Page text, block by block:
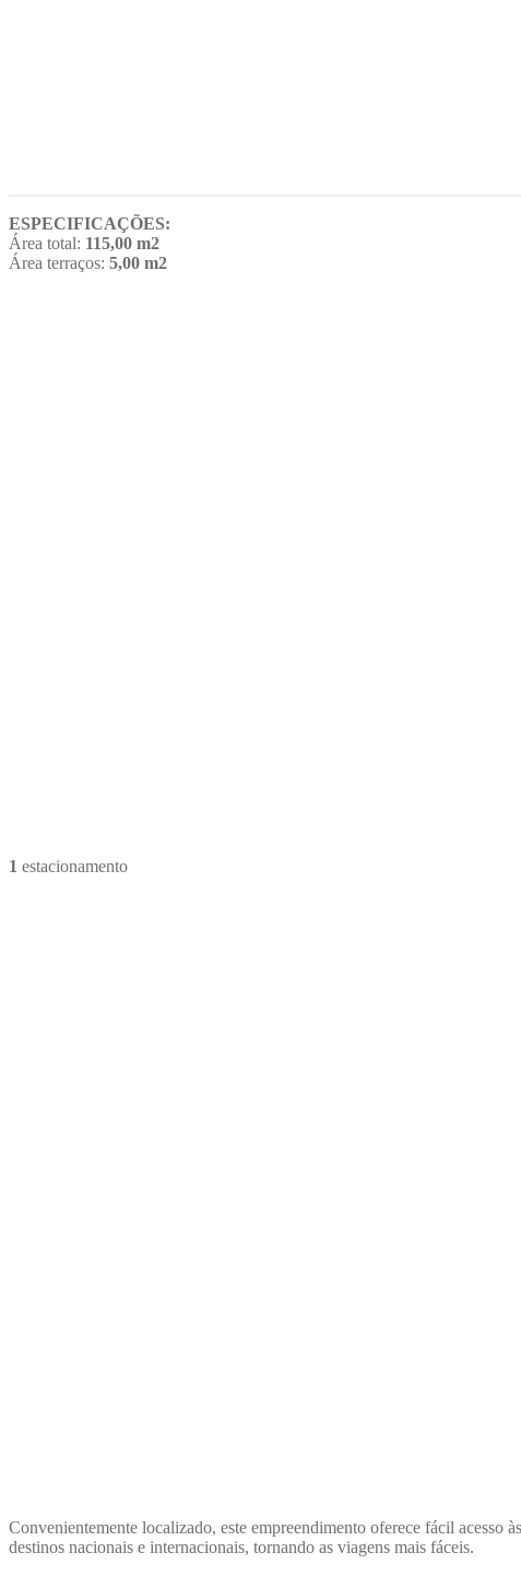
ESPECIFICAÇÕES:
Área total: 115,00 m2
Área terraços: 5,00 m2
1 estacionamento
Convenientemente localizado, este empreendimento oferece fácil acesso
destinos nacionais e internacionais, tornando as viagens mais fáceis.